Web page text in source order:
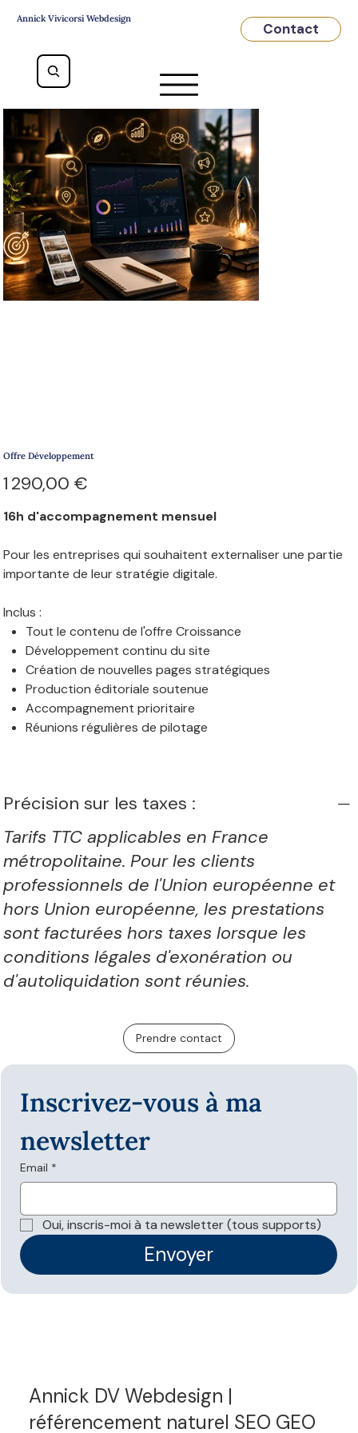
Annick Vivicorsi Webdesign
Contact
Offre Développement
1 290,00 €
16h d'accompagnement mensuel
Pour les entreprises qui souhaitent externaliser une partie
importante de leur stratégie digitale.
Inclus :
Tout le contenu de l'offre Croissance
Développement continu du site
Création de nouvelles pages stratégiques
Production éditoriale soutenue
Accompagnement prioritaire
Réunions régulières de pilotage
Précision sur les taxes :
Tarifs TTC applicables en France
métropolitaine. Pour les clients
professionnels de l'Union européenne et
hors Union européenne, les prestations
sont facturées hors taxes lorsque les
conditions légales d'exonération ou
d'autoliquidation sont réunies.
Prendre contact
Inscrivez-vous à ma
newsletter
Email *
Oui, inscris-moi à ta newsletter (tous supports)
Envoyer
Annick DV Webdesign |
référencement naturel SEO GEO